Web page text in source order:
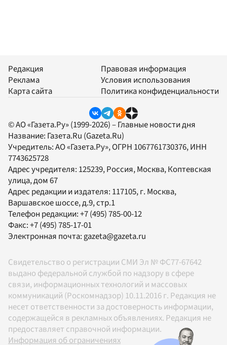
Редакция
Реклама
Карта сайта
Правовая информация
Условия использования
Политика конфиденциальности
© АО «Газета.Ру» (1999-2026) – Главные новости дня
Название: Газета.Ru (Gazeta.Ru)
Учредитель:АО «Газета.Ру», ОГРН 1067761730376, ИНН
7743625728
Адрес учредителя: 125239, Россия, Москва, Коптевская
улица, дом 67
Адрес редакции и издателя: 117105, г. Москва,
Варшавское шоссе, д.9, стр.1
Телефон редакции:+7 (495) 785-00-12
Факс:+7 (495) 785-17-01
Электронная почта:gazeta@gazeta.ru
Свидетельство о регистрации СМИ Эл № ФС77-67642
выдано федеральной службой по надзору в сфере
связи, информационных технологий и массовых
коммуникаций (Роскомнадзор) 10.11.2016 г. Редакция не
несет ответственности за достоверность информации,
содержащейся в рекламных объявлениях. Редакция не
предоставляет справочной информации.
Информация об ограничениях